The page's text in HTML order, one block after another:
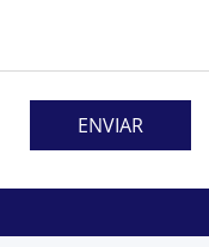
ENVIAR